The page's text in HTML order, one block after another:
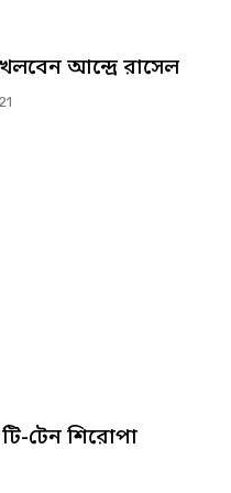
আন্দ্রে রাসেল
টেন শিরোপা